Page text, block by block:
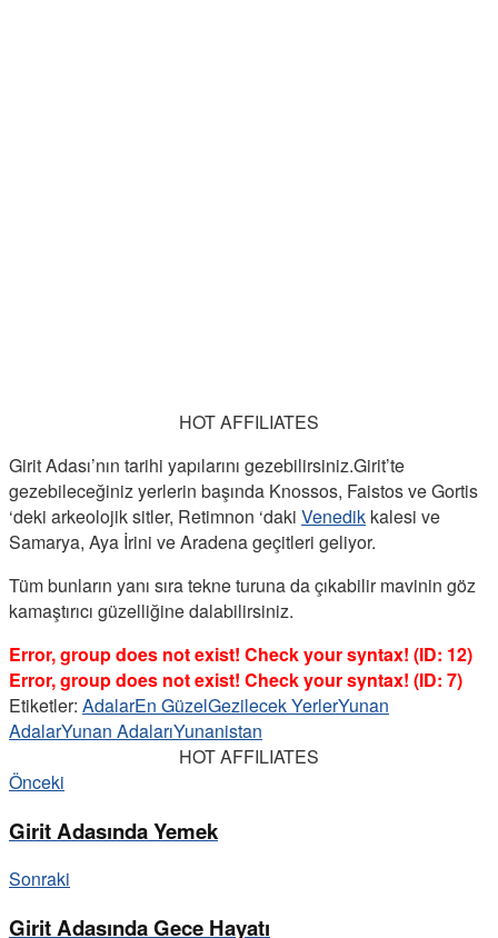
HOT AFFILIATES
Girit Adası’nın tarihi yapılarını gezebilirsiniz.Girit’te
gezebileceğiniz yerlerin başında Knossos, Faistos ve Gortis
‘deki arkeolojik sitler, Retimnon ‘daki Venedik kalesi ve
Samarya, Aya İrini ve Aradena geçitleri geliyor.
Tüm bunların yanı sıra tekne turuna da çıkabilir mavinin göz
kamaştırıcı güzelliğine dalabilirsiniz.
Error, group does not exist! Check your syntax! (ID: 12)
Error, group does not exist! Check your syntax! (ID: 7)
Etiketler: AdalarEn GüzelGezilecek YerlerYunan
AdalarYunan AdalarıYunanistan
HOT AFFILIATES
Önceki
Girit Adasında Yemek
Sonraki
Girit Adasında Gece Hayatı